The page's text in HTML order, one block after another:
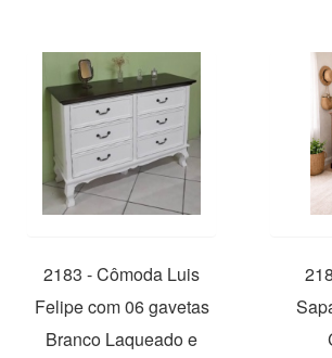
2183 - Cômoda Luis
Felipe com 06 gavetas
Branco Laqueado e